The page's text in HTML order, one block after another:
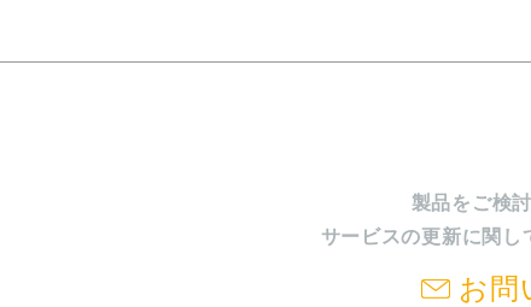
製品をご検
サービスの更新に関し
お問